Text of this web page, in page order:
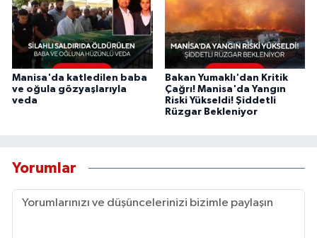
Manisa'da katledilen baba
ve oğula gözyaşlarıyla
veda
Bakan Yumaklı'dan Kritik
Çağrı! Manisa'da Yangın
Riski Yükseldi! Şiddetli
Rüzgar Bekleniyor
Yorumlar